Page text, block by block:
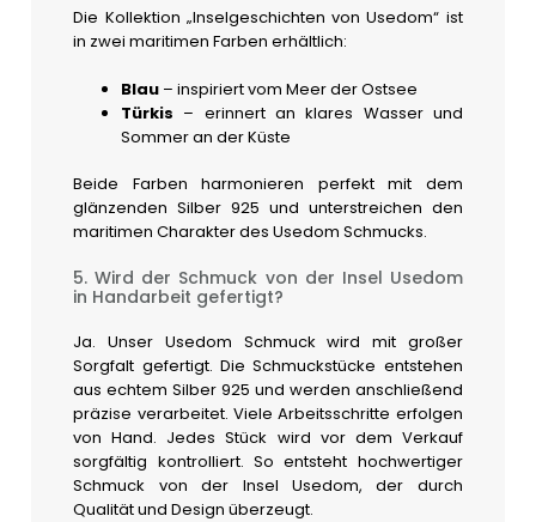
Die Kollektion „Inselgeschichten von Usedom“ ist
in zwei maritimen Farben erhältlich:
Blau – inspiriert vom Meer der Ostsee
Türkis – erinnert an klares Wasser und
Sommer an der Küste
Beide Farben harmonieren perfekt mit dem
glänzenden Silber 925 und unterstreichen den
maritimen Charakter des Usedom Schmucks.
5. Wird der Schmuck von der Insel Usedom
in Handarbeit gefertigt?
Ja. Unser Usedom Schmuck wird mit großer
Sorgfalt gefertigt. Die Schmuckstücke entstehen
aus echtem Silber 925 und werden anschließend
präzise verarbeitet. Viele Arbeitsschritte erfolgen
von Hand. Jedes Stück wird vor dem Verkauf
sorgfältig kontrolliert. So entsteht hochwertiger
Schmuck von der Insel Usedom, der durch
Qualität und Design überzeugt.